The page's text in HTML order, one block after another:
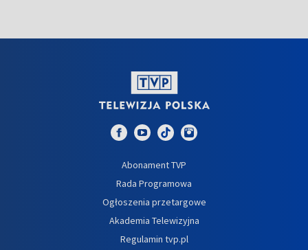
Abonament TVP
Rada Programowa
Ogłoszenia przetargowe
Akademia Telewizyjna
Regulamin tvp.pl